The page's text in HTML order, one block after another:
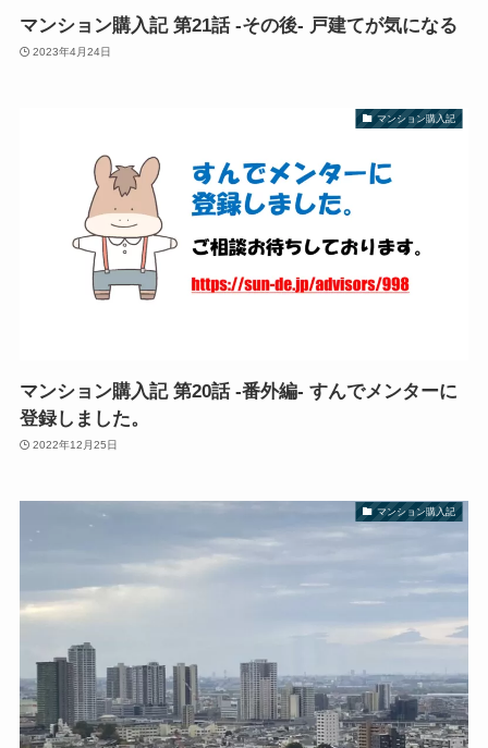
マンション購入記 第21話 -その後- 戸建てが気になる
2023年4月24日
マンション購入記
マンション購入記 第20話 -番外編- すんでメンターに
登録しました。
2022年12月25日
マンション購入記